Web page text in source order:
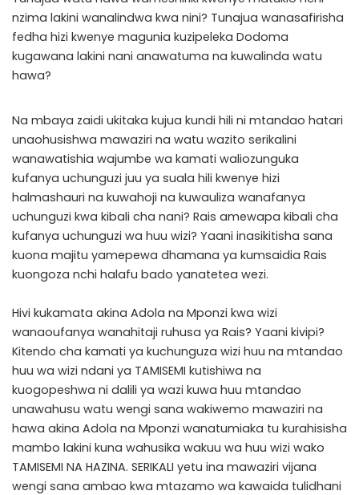
nzima lakini wanalindwa kwa nini? Tunajua wanasafirisha
fedha hizi kwenye magunia kuzipeleka Dodoma
kugawana lakini nani anawatuma na kuwalinda watu
hawa?
Na mbaya zaidi ukitaka kujua kundi hili ni mtandao hatari
unaohusishwa mawaziri na watu wazito serikalini
wanawatishia wajumbe wa kamati waliozunguka
kufanya uchunguzi juu ya suala hili kwenye hizi
halmashauri na kuwahoji na kuwauliza wanafanya
uchunguzi kwa kibali cha nani? Rais amewapa kibali cha
kufanya uchunguzi wa huu wizi? Yaani inasikitisha sana
kuona majitu yamepewa dhamana ya kumsaidia Rais
kuongoza nchi halafu bado yanatetea wezi.
Hivi kukamata akina Adola na Mponzi kwa wizi
wanaoufanya wanahitaji ruhusa ya Rais? Yaani kivipi?
Kitendo cha kamati ya kuchunguza wizi huu na mtandao
huu wa wizi ndani ya TAMISEMI kutishiwa na
kuogopeshwa ni dalili ya wazi kuwa huu mtandao
unawahusu watu wengi sana wakiwemo mawaziri na
hawa akina Adola na Mponzi wanatumiaka tu kurahisisha
mambo lakini kuna wahusika wakuu wa huu wizi wako
TAMISEMI NA HAZINA. SERIKALI yetu ina mawaziri vijana
wengi sana ambao kwa mtazamo wa kawaida tulidhani